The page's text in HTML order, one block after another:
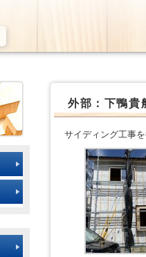
外部：下鴨貴
サイディング工事